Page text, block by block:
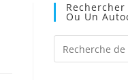
Ou Un